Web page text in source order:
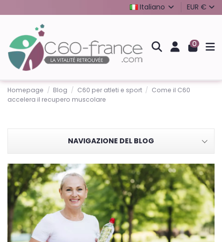
Italiano EUR €
0
Homepage Blog C60 per atleti e sport
Come il C60
accelera il recupero muscolare
NAVIGAZIONE DEL BLOG